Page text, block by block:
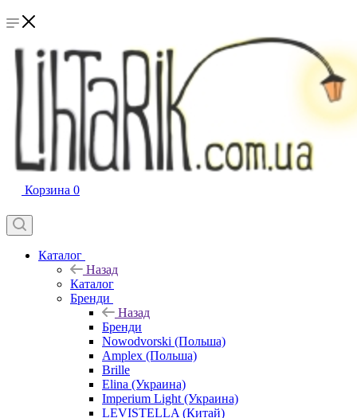
Корзина 0
Каталог
Назад
Каталог
Бренди
Назад
Бренди
Nowodvorski (Польша)
Amplex (Польша)
Brille
Elina (Украина)
Imperium Light (Украина)
LEVISTELLA (Китай)